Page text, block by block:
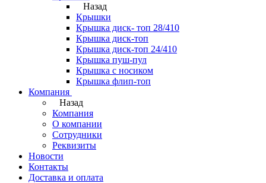
Назад
Крышки
Крышка диск- топ 28/410
Крышка диск-топ
Крышка диск-топ 24/410
Крышка пуш-пул
Крышка с носиком
Крышка флип-топ
Компания
Назад
Компания
О компании
Сотрудники
Реквизиты
Новости
Контакты
Доставка и оплата